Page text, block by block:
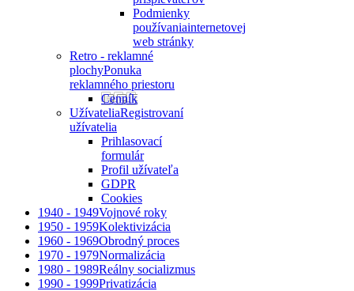
Podmienky
používaniainternetovej
web stránky
Retro - reklamné
plochyPonuka
reklamného priestoru
Cenník
UžívateliaRegistrovaní
užívatelia
Prihlasovací
formulár
Profil užívateľa
GDPR
Cookies
1940 - 1949Vojnové roky
1950 - 1959Kolektivizácia
1960 - 1969Obrodný proces
1970 - 1979Normalizácia
1980 - 1989Reálny socializmus
1990 - 1999Privatizácia